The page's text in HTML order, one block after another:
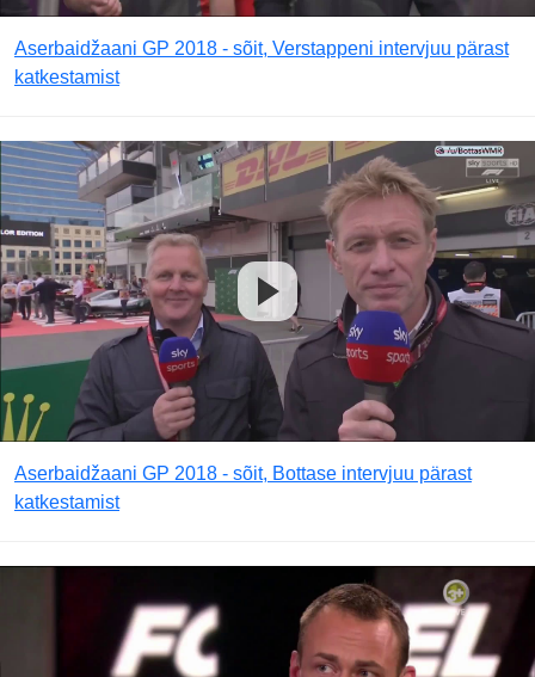
Aserbaidžaani GP 2018 - sõit, Verstappeni intervjuu pärast
katkestamist
Aserbaidžaani GP 2018 - sõit, Bottase intervjuu pärast
katkestamist